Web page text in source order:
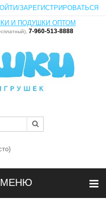
ЗАРЕГИСТРИРОВАТЬСЯ
И ПОДУШКИ ОПТОМ
7-960-513-8888
МЕНЮ